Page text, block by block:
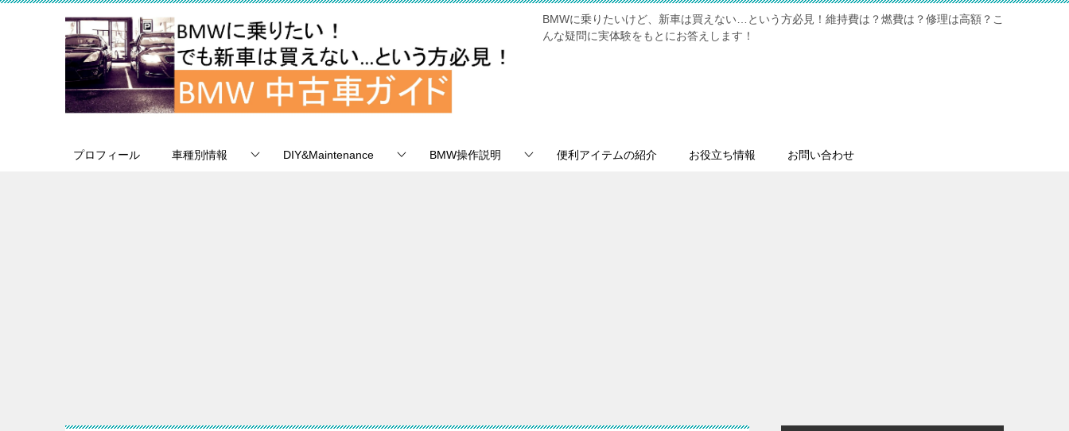
BMWに乗りたいけど、新車は買えない…という方必見！維持費は？燃費は？修理は高額？こ
んな疑問に実体験をもとにお答えします！
プロフィール 車種別情報 DIY&Maintenance BMW操作説明 便利アイテムの紹介 お役立ち情報 お問い合わせ